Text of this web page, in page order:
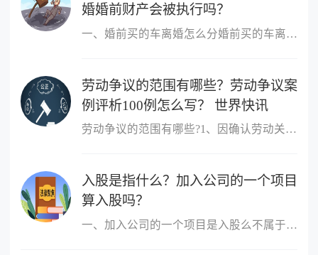
婚婚前财产会被执行吗？
一、婚前买的车离婚怎么分婚前买的车离婚，除另有约定外，一般归个
劳动争议的范围有哪些？劳动争议案
例评析100例怎么写？ 世界快讯
劳动争议的范围有哪些?1、因确认劳动关系发生的争议;2、因订立、履
入股是指什么？加入公司的一个项目
算入股吗？
一、加入公司的一个项目是入股么不属于，入股是指公司成立后，原始